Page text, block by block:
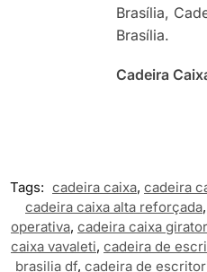
Brasília,
Brasília.
Cadeira
Tags: cadeira caixa, cadeira
cadeira caixa alta reforçada,
operativa, cadeira caixa
caixa vavaleti, cadeira de
brasilia df, cadeira de